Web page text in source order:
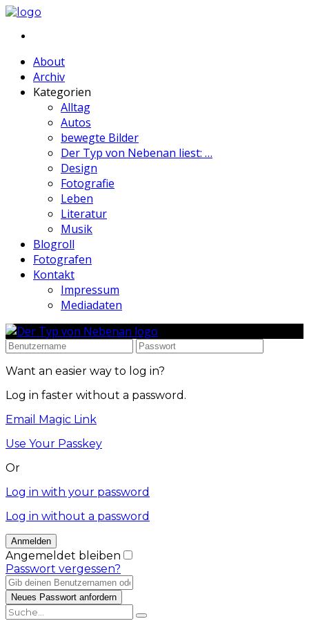
About
Archiv
Kategorien
Alltag
Autos
bewegte Bilder
Der Typ von Nebenan liest: …
Design
Fotografie
Leben
Literatur
Musik
Blogroll
Fotografen
Kontakt
Impressum
Mediadaten
Want an easier way to log in?
Log in faster without a password.
Email Magic Link
Use Your Passkey
Or
Log in with your password
Log in without a password
Angemeldet bleiben
Passwort vergessen?